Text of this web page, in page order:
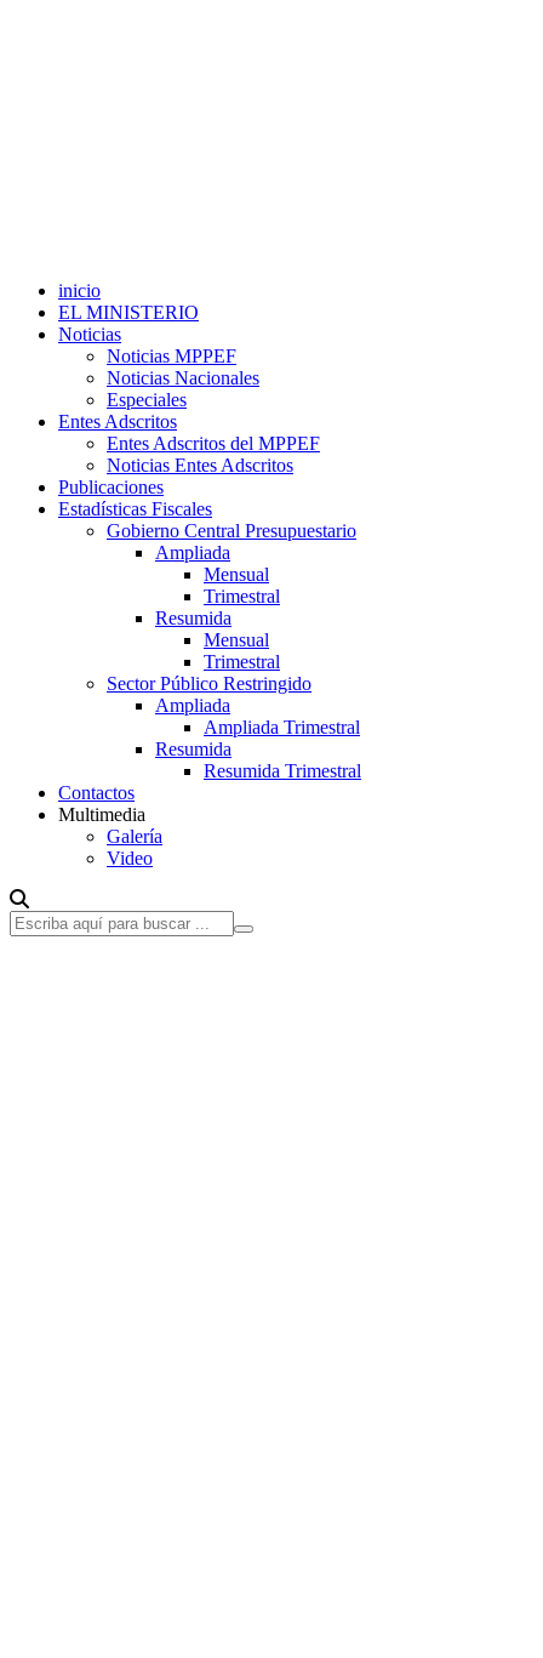
inicio
EL MINISTERIO
Noticias
Noticias MPPEF
Noticias Nacionales
Especiales
Entes Adscritos
Entes Adscritos del MPPEF
Noticias Entes Adscritos
Publicaciones
Estadísticas Fiscales
Gobierno Central Presupuestario
Ampliada
Mensual
Trimestral
Resumida
Mensual
Trimestral
Sector Público Restringido
Ampliada
Ampliada Trimestral
Resumida
Resumida Trimestral
Contactos
Multimedia
Galería
Video